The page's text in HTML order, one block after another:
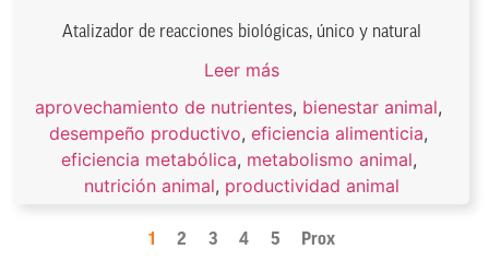
Atalizador de reacciones biológicas, único y natural
Leer más
aprovechamiento de nutrientes, bienestar animal,
desempeño productivo, eficiencia alimenticia,
eficiencia metabólica, metabolismo animal,
nutrición animal, productividad animal
1 2 3 4 5 Prox